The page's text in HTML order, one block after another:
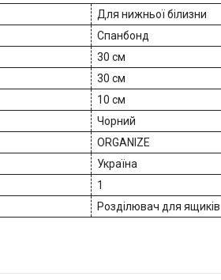
Для нижньої білизни
Спанбонд
30 см
30 см
10 см
Чорний
ORGANIZE
Україна
1
Розділювач для ящиків